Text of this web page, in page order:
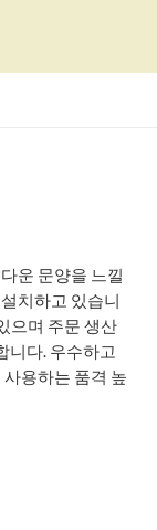
운 문양을 느낄
치하고 있습니
으며 주문 생산
니다. 우수하고
용하는 품격 높